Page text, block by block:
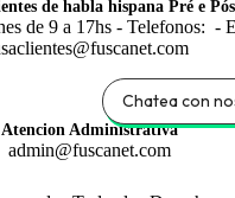
de habla hispana Pré e
de 9 a 17hs - Telefonos: -
Atencion Administrativa
admin@fuscanet.com
Chatea con